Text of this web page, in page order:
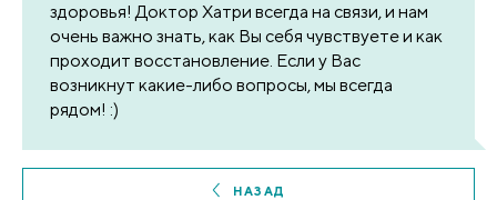
здоровья! Доктор Хатри всегда на связи, и нам
очень важно знать, как Вы себя чувствуете и как
проходит восстановление. Если у Вас
возникнут какие-либо вопросы, мы всегда
рядом! :)
НАЗАД